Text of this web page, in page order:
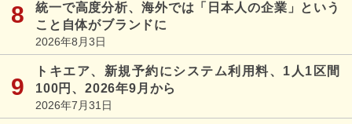
統一で高度分析、海外では「日本人の企業」という
こと自体がブランドに
2026年8月3日
トキエア、新規予約にシステム利用料、1人1区間
100円、2026年9月から
2026年7月31日